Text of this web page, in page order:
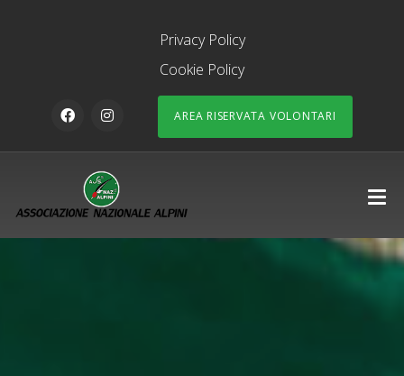
Privacy Policy
Cookie Policy
AREA RISERVATA VOLONTARI